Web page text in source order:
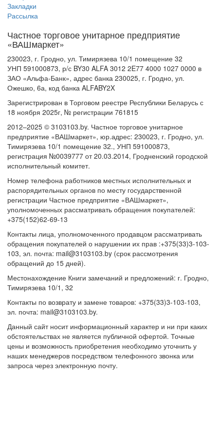
Закладки
Рассылка
Частное торговое унитарное предприятие
«ВАШмаркет»
230023, г. Гродно, ул. Тимирязева 10/1 помещение 32
УНП 591000873, р/с BY30 ALFA 3012 2E77 4000 1027 0000 в
ЗАО «Альфа-Банк», адрес банка 230025, г. Гродно, ул.
Ожешко, 6а, код банка ALFABY2X
Зарегистрирован в Торговом реестре Республики Беларусь с
18 ноября 2025г, № регистрации 761815
2012–2025 © 3103103.by. Частное торговое унитарное
предприятие «ВАШмаркет», юр.адрес: 230023, г. Гродно, ул.
Тимирязева 10/1 помещение 32., УНП 591000873,
регистрация №0039777 от 20.03.2014, Гродненский городской
исполнительный комитет.
Номер телефона работников местных исполнительных и
распорядительных органов по месту государственной
регистрации Частное предприятие «ВАШмаркет»,
уполномоченных рассматривать обращения покупателей:
+375(152)62-69-13
Контакты лица, уполномоченного продавцом рассматривать
обращения покупателей о нарушении их прав :+375(33)3-103-
103, эл. почта: mail@3103103.by (срок рассмотрения
обращений до 15 дней).
Местонахождение Книги замечаний и предложений: г. Гродно,
Тимирязева 10/1, 32
Контакты по возврату и замене товаров: +375(33)3-103-103,
эл. почта: mail@3103103.by.
Данный сайт носит информационный характер и ни при каких
обстоятельствах не является публичной офертой. Точные
цены и возможность приобретения необходимо уточнить у
наших менеджеров посредством телефонного звонка или
запроса через электронную почту.